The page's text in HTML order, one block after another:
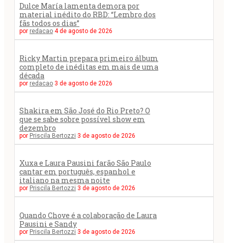
Dulce María lamenta demora por
material inédito do RBD: “Lembro dos
fãs todos os dias”
por redacao 4 de agosto de 2026
Ricky Martin prepara primeiro álbum
completo de inéditas em mais de uma
década
por redacao 3 de agosto de 2026
Shakira em São José do Rio Preto? O
que se sabe sobre possível show em
dezembro
por Priscila Bertozzi 3 de agosto de 2026
Xuxa e Laura Pausini farão São Paulo
cantar em português, espanhol e
italiano na mesma noite
por Priscila Bertozzi 3 de agosto de 2026
Quando Chove é a colaboração de Laura
Pausini e Sandy
por Priscila Bertozzi 3 de agosto de 2026